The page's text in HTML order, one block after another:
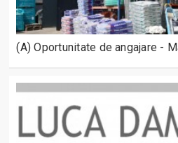
(A) Oportunitate de angajare -